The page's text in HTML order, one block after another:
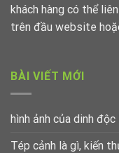
khách hàng có thể
trên đầu website
BÀI VIẾT MỚI
hình ảnh của dinh độc
Tép cảnh là gì, kiến